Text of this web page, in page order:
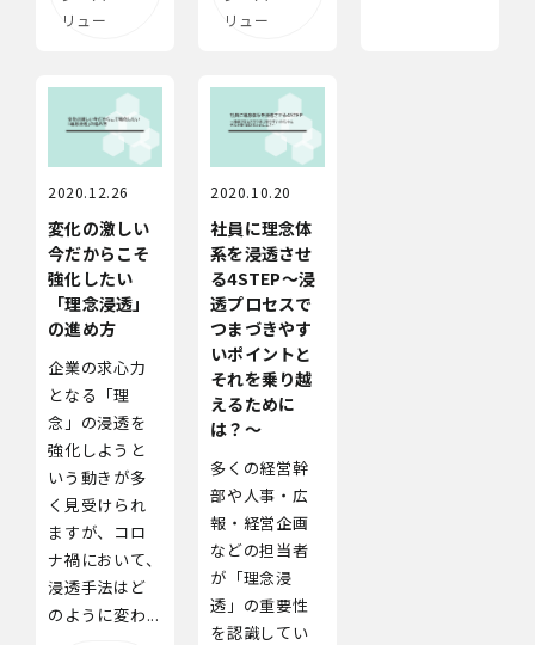
リュー
リュー
2020.12.26
変化の激しい
今だからこそ
強化したい
「理念浸透」
の進め方
企業の求心力
となる「理
念」の浸透を
強化しようと
いう動きが多
く見受けられ
ますが、コロ
ナ禍において、
浸透手法はど
のように変わ...
2020.10.20
社員に理念体
系を浸透させ
る4STEP～浸
透プロセスで
つまづきやす
いポイントと
それを乗り越
えるために
は？～
多くの経営幹
部や人事・広
報・経営企画
などの担当者
が「理念浸
透」の重要性
を認識してい